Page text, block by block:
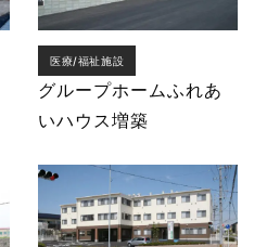
医療/福祉施設
グループホームふれあ
いハウス増築